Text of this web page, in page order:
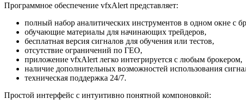
Программное обеспечение vfxAlert представляет:
полный набор аналитических инструментов в одном окне с
обучающие материалы для начинающих трейдеров,
бесплатная версия сигналов для обучения или тестов,
отсутствие ограничений по ГЕО,
приложение vfxAlert легко интегрируется с любым брокером,
наличие дополнительных возможностей использования
техническая поддержка 24/7.
Простой интерфейс с интуитивно понятной компоновкой: